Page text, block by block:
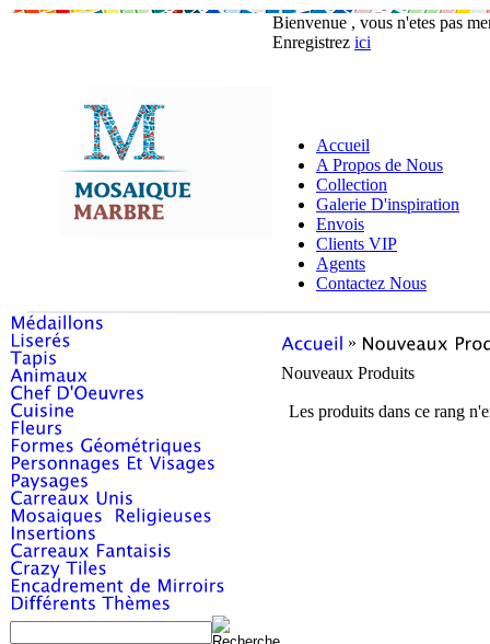
Bienvenue , vous n'etes pas
Enregistrez ici
Accueil
A Propos de Nous
Collection
Galerie D'inspiration
Envois
Clients VIP
Agents
Contactez Nous
»
Nouveaux Produits
Les produits dans ce rang